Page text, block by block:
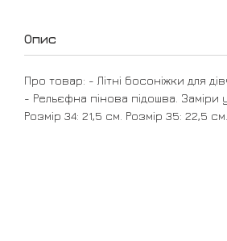
Опис
Про товар: - Літні босоніжки для
- Рельєфна пінова підошва. Заміри
Розмір 34: 21,5 см. Розмір 35: 22,5